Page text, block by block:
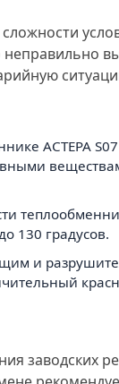
АСТЕРА
130 градусов.
и
заводских